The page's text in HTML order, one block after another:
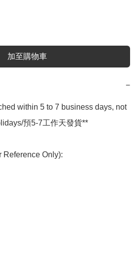
加至購物車
−
within 5 to 7 business days, not
預5-7工作天發貨**
Reference Only):